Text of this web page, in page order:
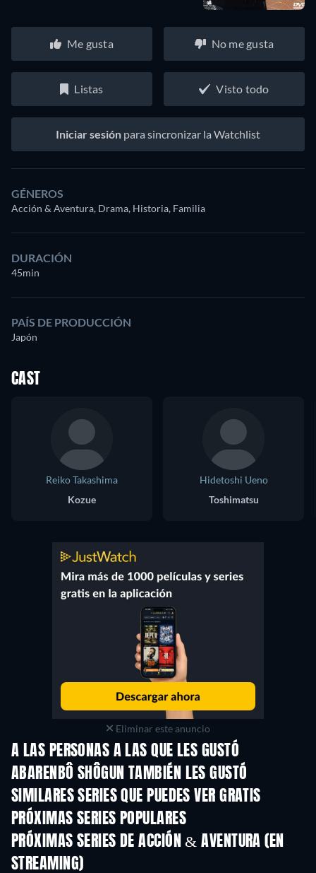
Me gusta No me gusta
Listas Visto todo
Iniciar sesión para sincronizar la Watchlist
GÉNEROS
Acción & Aventura, Drama, Historia, Familia
DURACIÓN
45min
PAÍS DE PRODUCCIÓN
Japón
CAST
Reiko Takashima
Kozue
Hidetoshi Ueno
Toshimatsu
Eliminar este anuncio
A LAS PERSONAS A LAS QUE LES GUSTÓ
ABARENBÔ SHÔGUN TAMBIÉN LES GUSTÓ
TV TV
SIMILARES SERIES QUE PUEDES VER GRATIS
TV TV
PRÓXIMAS SERIES POPULARES
TV
PRÓXIMAS SERIES DE ACCIÓN & AVENTURA (EN
STREAMING)Temporada 2